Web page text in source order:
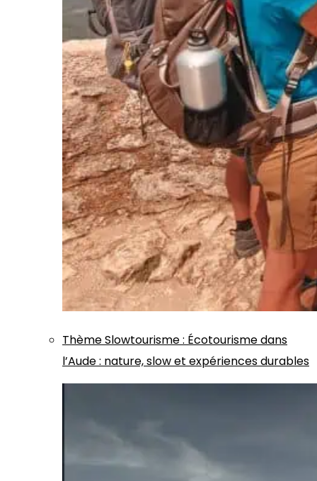
ThèmeSlowtourisme: Écotourisme dans
l’Aude : nature, slow et expériences durables